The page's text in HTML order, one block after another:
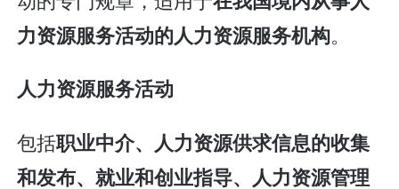
力资源服务活动的人力资源服务机构。
人力资源服务活动
包括职业中介、人力资源供求信息的收集
和发布、就业和创业指导、人力资源管理